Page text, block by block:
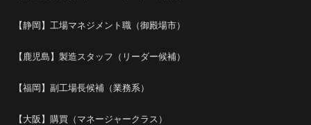
【静岡】工場マネジメント職（御殿場市）
【鹿児島】製造スタッフ（リーダー候補）
【福岡】副工場長候補（業務系）
【大阪】購買（マネージャークラス）